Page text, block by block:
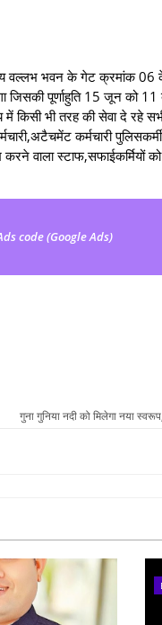
वल्लभ भवन के गेट क्रमांक
जिसकी पूर्णाहुति 15 जून
किसी भी तरह की सेवा दे रहे
कर्मचारी
स्टाफ,सफाईकर्मियों को
code (Google Ads)
गुना गुनिया नदी को मिलेगा नया